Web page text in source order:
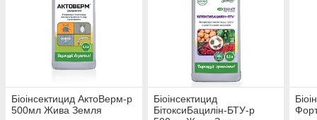
Біоінсектицид АктоВерм-р
500мл Жива Земля
Біоінсектицид
БітоксиБацилін-БТУ-р